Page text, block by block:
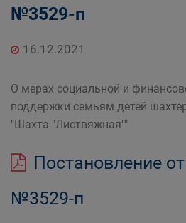
№3529-п
16.12.2021
О мерах социальной и
поддержки семьям детей
"Шахта "Листвяжная""
Постановление
№3529-п